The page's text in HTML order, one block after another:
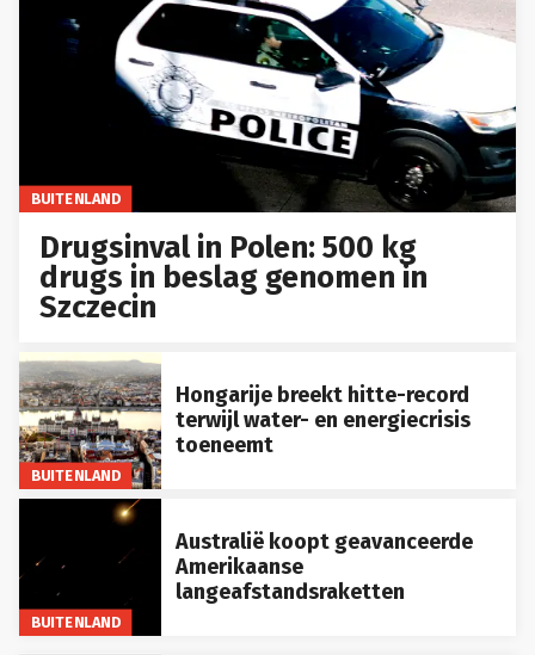
BUITENLAND
Drugsinval in Polen: 500 kg
drugs in beslag genomen in
Szczecin
BUITENLAND
Hongarije breekt hitte-record
terwijl water- en energiecrisis
toeneemt
BUITENLAND
Australië koopt geavanceerde
Amerikaanse
langeafstandsraketten